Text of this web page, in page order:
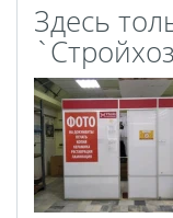
Фотоколлаж
Календарь
Календарь
домик
Календари
блоком
Елочный шарик
Здесь